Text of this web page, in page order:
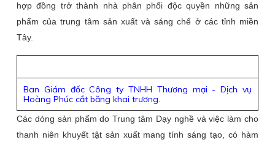
hợp đồng trở thành nhà phân phối độc quyền những sản
phẩm của trung tâm sản xuất và sáng chế ở các tỉnh miền
Tây.
Ban Giám đốc Công ty TNHH Thương mại - Dịch vụ
Hoàng Phúc cắt băng khai trương.
Các dòng sản phẩm do Trung tâm Dạy nghề và việc làm cho
thanh niên khuyết tật sản xuất mang tính sáng tạo, có hàm